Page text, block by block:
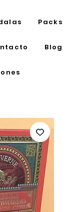
Packs
Blog